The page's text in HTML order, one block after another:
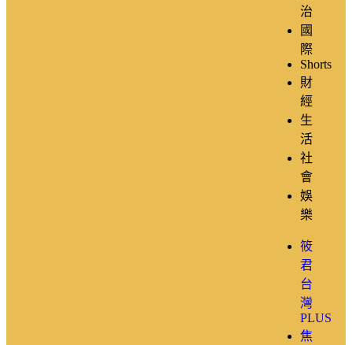
治
國
際
Shorts
財
經
生
活
社
會
娛
樂
筱
君
台
灣
PLUS
焦